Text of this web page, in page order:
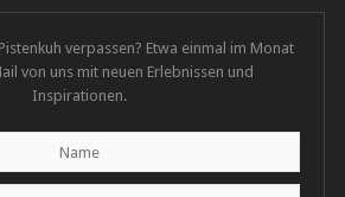
verpassen? Etwa einmal im Monat
von uns mit neuen Erlebnissen und
Inspirationen.